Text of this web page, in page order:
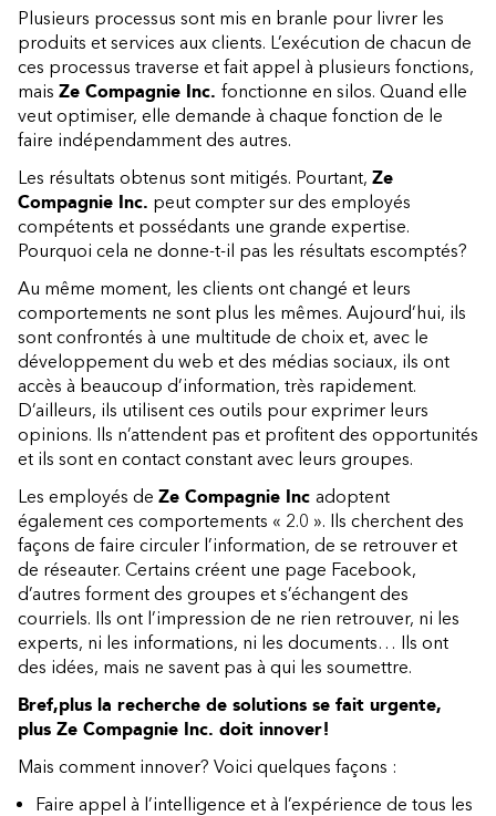
Plusieurs processus sont mis en branle pour livrer les
produits et services aux clients. L’exécution de chacun de
ces processus traverse et fait appel à plusieurs fonctions,
mais Ze Compagnie Inc. fonctionne en silos. Quand elle
veut optimiser, elle demande à chaque fonction de le
faire indépendamment des autres.
Les résultats obtenus sont mitigés. Pourtant, Ze
Compagnie Inc. peut compter sur des employés
compétents et possédants une grande expertise.
Pourquoi cela ne donne-t-il pas les résultats escomptés?
Au même moment, les clients ont changé et leurs
comportements ne sont plus les mêmes. Aujourd’hui, ils
sont confrontés à une multitude de choix et, avec le
développement du web et des médias sociaux, ils ont
accès à beaucoup d’information, très rapidement.
D’ailleurs, ils utilisent ces outils pour exprimer leurs
opinions. Ils n’attendent pas et profitent des opportunités
et ils sont en contact constant avec leurs groupes.
Les employés de Ze Compagnie Inc adoptent
également ces comportements « 2.0 ». Ils cherchent des
façons de faire circuler l’information, de se retrouver et
de réseauter. Certains créent une page Facebook,
d’autres forment des groupes et s’échangent des
courriels. Ils ont l’impression de ne rien retrouver, ni les
experts, ni les informations, ni les documents… Ils ont
des idées, mais ne savent pas à qui les soumettre.
Bref,plus la recherche de solutions se fait urgente,
plus Ze Compagnie Inc. doit innover!
Mais comment innover? Voici quelques façons :
Faire appel à l’intelligence et à l’expérience de tous les